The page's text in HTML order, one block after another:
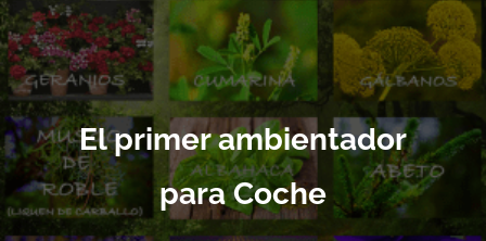
El primer ambientador
para Coche